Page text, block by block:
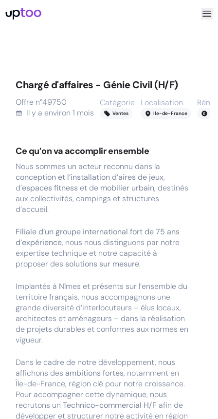
Chargé d'affaires - Génie Civil (H/F)
Offre n°49750
Il y a environ 1 mois
Catégorie
Ventes
Localisation
Ile-de-France 60
Ce qu’on va accomplir ensemble
Nous sommes un acteur reconnu dans la
conception et l’installation d’aires de jeux,
d’espaces fitness et de mobilier urbain, destinés
aux collectivités, campings et structures
d’accueil.
Filiale d’un groupe international fort de 75 ans
d’expérience, nous nous distinguons par notre
expertise technique et notre capacité à
proposer des solutions sur mesure.
Implantés à Nîmes et présents sur l’ensemble du
territoire français, nous accompagnons une
grande diversité d’interlocuteurs – élus locaux,
architectes et aménageurs – dans la réalisation
de projets durables et conformes aux normes en
vigueur.
Dans le cadre de notre développement, nous
affichons des ambitions fortes, notamment en
Île-de-France, région clé pour notre croissance.
Pour accompagner cette dynamique, nous
recrutons un Technico-commercial H/F afin de
développer et structurer notre activité en région